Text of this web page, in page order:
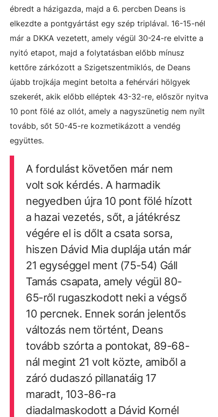
ébredt a házigazda, majd a 6. percben Deans is
elkezdte a pontgyártást egy szép triplával. 16-15-nél
már a DKKA vezetett, amely végül 30-24-re elvitte a
nyitó etapot, majd a folytatásban előbb mínusz
kettőre zárkózott a Szigetszentmiklós, de Deans
újabb trojkája megint betolta a fehérvári hölgyek
szekerét, akik előbb elléptek 43-32-re, először nyitva
10 pont fölé az ollót, amely a nagyszünetig nem nyílt
tovább, sőt 50-45-re kozmetikázott a vendég
együttes.
A fordulást követően már nem
volt sok kérdés. A harmadik
negyedben újra 10 pont fölé hízott
a hazai vezetés, sőt, a játékrész
végére el is dőlt a csata sorsa,
hiszen Dávid Mia duplája után már
21 egységgel ment (75-54) Gáll
Tamás csapata, amely végül 80-
65-ről rugaszkodott neki a végső
10 percnek. Ennek során jelentős
változás nem történt, Deans
tovább szórta a pontokat, 89-68-
nál megint 21 volt közte, amiből a
záró dudaszó pillanatáig 17
maradt, 103-86-ra
diadalmaskodott a Dávid Kornél